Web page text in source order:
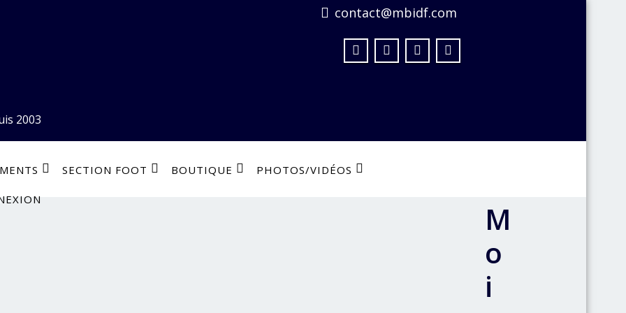
2003
contact@mbidf.com
SECTION FOOT BOUTIQUE PHOTOS/VIDÉOS
M
o
i